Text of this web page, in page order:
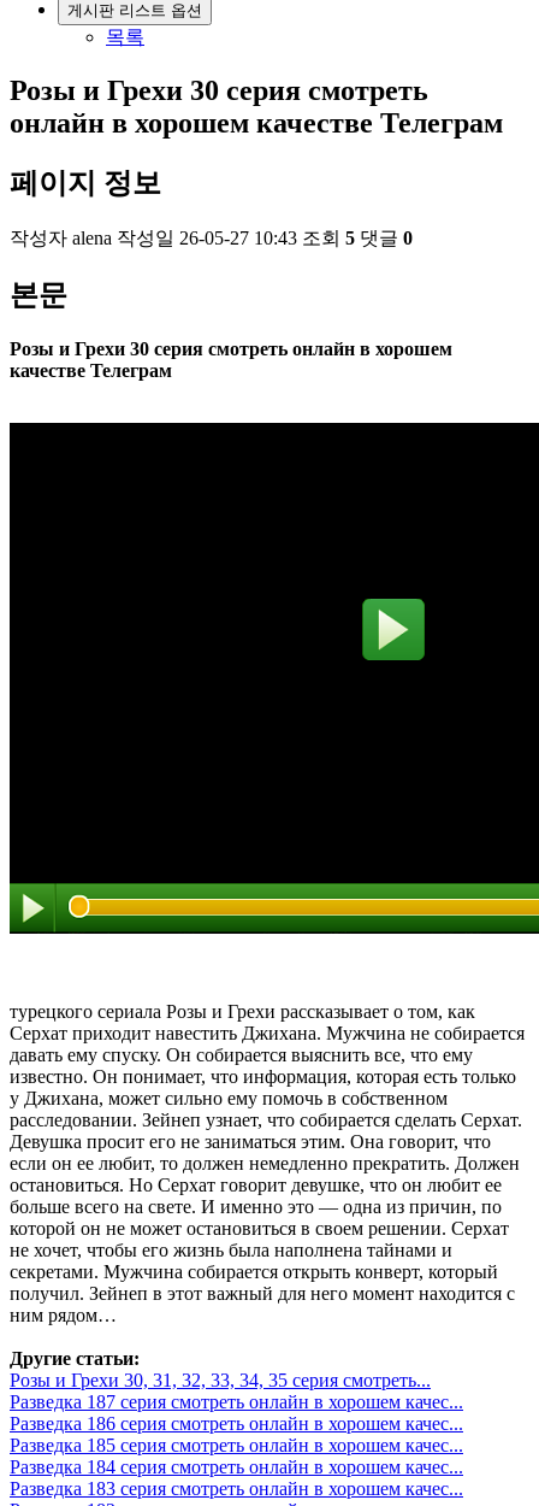
게시판 리스트 옵션
목록
Розы и Грехи 30 серия смотреть
онлайн в хорошем качестве Телеграм
페이지 정보
작성자 alena 작성일 26-05-27 10:43 조회 5 댓글 0
본문
Розы и Грехи 30 серия смотреть онлайн в хорошем
качестве Телеграм
турецкого сериала Розы и Грехи рассказывает о том, как
Серхат приходит навестить Джихана. Мужчина не собирается
давать ему спуску. Он собирается выяснить все, что ему
известно. Он понимает, что информация, которая есть только
у Джихана, может сильно ему помочь в собственном
расследовании. Зейнеп узнает, что собирается сделать Серхат.
Девушка просит его не заниматься этим. Она говорит, что
если он ее любит, то должен немедленно прекратить. Должен
остановиться. Но Серхат говорит девушке, что он любит ее
больше всего на свете. И именно это — одна из причин, по
которой он не может остановиться в своем решении. Серхат
не хочет, чтобы его жизнь была наполнена тайнами и
секретами. Мужчина собирается открыть конверт, который
получил. Зейнеп в этот важный для него момент находится с
ним рядом…
Другие статьи:
Розы и Грехи 30, 31, 32, 33, 34, 35 серия смотреть...
Разведка 187 серия смотреть онлайн в хорошем качес...
Разведка 186 серия смотреть онлайн в хорошем качес...
Разведка 185 серия смотреть онлайн в хорошем качес...
Разведка 184 серия смотреть онлайн в хорошем качес...
Разведка 183 серия смотреть онлайн в хорошем качес...